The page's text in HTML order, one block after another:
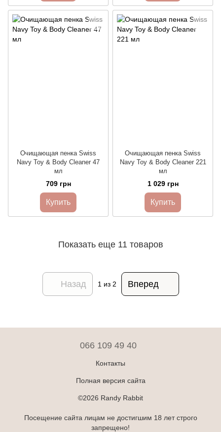
Очищающая пенка Swiss
Navy Toy & Body Cleaner 47
мл
709 грн
Купить
Очищающая пенка Swiss
Navy Toy & Body Cleaner 221
мл
1 029 грн
Купить
Показать еще 11 товаров
Назад 1 из 2 Вперед
066 109 49 40
Контакты
Полная версия сайта
©2026 Randy Rabbit
Посещение сайта лицам не достигшим 18 лет строго
запрещено!